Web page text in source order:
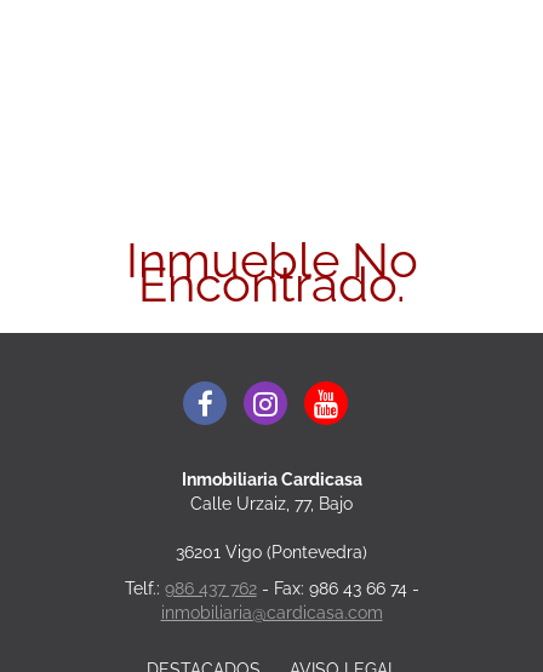
Inmueble No
Encontrado.
Inmobiliaria Cardicasa
Calle Urzaiz, 77, Bajo
36201 Vigo (Pontevedra)
Telf.: 986 437 762- Fax: 986 43 66 74 -
inmobiliaria@cardicasa.com